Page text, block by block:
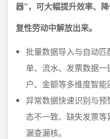
器”，可大幅提升效率、
复性劳动中解放出来。
批量数据导入与自动
单、流水、发票数据
户、金额等多维度智能
异常数据快速识别与
态不一致、缺失发票
漏查漏核。